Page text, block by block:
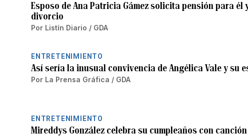
Esposo de Ana Patricia Gámez solicita pensión para él
divorcio
Por Listín Diario / GDA
ENTRETENIMIENTO
Así sería la inusual convivencia de Angélica Vale y su
Por La Prensa Gráfica / GDA
ENTRETENIMIENTO
Mireddys González celebra su cumpleaños con